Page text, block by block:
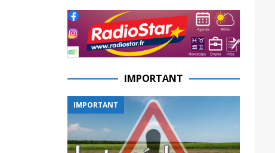
IMPORTANT
IMPORTANT